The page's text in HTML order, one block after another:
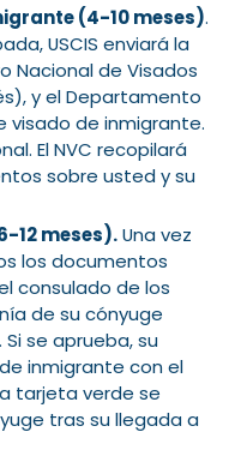
(4-10 meses).
USCIS enviará la
Nacional de Visados
y el Departamento
visado de inmigrante.
El NVC recopilará
sobre usted y su
12 meses).Una vez
los documentos
consulado de los
de su cónyuge
se aprueba, su
inmigrante con el
tarjeta verde se
tras su llegada a